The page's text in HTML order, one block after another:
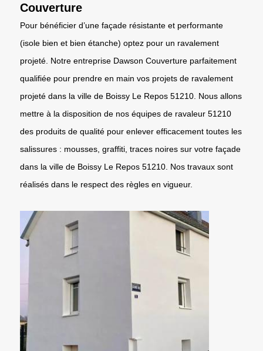
Couverture
Pour bénéficier d’une façade résistante et performante
(isole bien et bien étanche) optez pour un ravalement
projeté. Notre entreprise Dawson Couverture parfaitement
qualifiée pour prendre en main vos projets de ravalement
projeté dans la ville de Boissy Le Repos 51210. Nous allons
mettre à la disposition de nos équipes de ravaleur 51210
des produits de qualité pour enlever efficacement toutes les
salissures : mousses, graffiti, traces noires sur votre façade
dans la ville de Boissy Le Repos 51210. Nos travaux sont
réalisés dans le respect des règles en vigueur.